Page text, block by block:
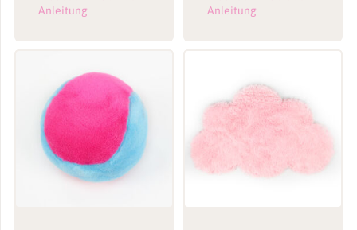
Anleitung
Anleitung